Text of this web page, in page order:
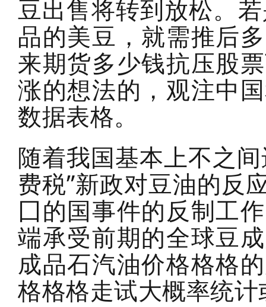
豆出售将转到放松。
品的美豆，就需推后
来期货多少钱抗压股
涨的想法的，观注中
数据表格。
随着我国基本上不之
费税”新政对豆油的反
囗的国事件的反制工
端承受前期的全球豆
成品石汽油价格格格
格格格走试大概率统